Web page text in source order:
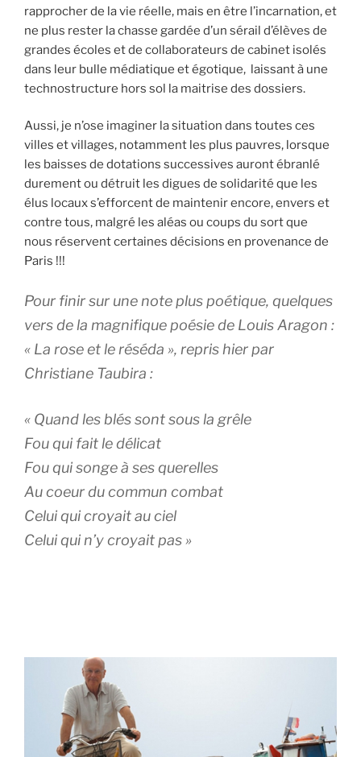
rapprocher de la vie réelle, mais en être l’incarnation, et
ne plus rester la chasse gardée d’un sérail d’élèves de
grandes écoles et de collaborateurs de cabinet isolés
dans leur bulle médiatique et égotique, laissant à une
technostructure hors sol la maitrise des dossiers.
Aussi, je n’ose imaginer la situation dans toutes ces
villes et villages, notamment les plus pauvres, lorsque
les baisses de dotations successives auront ébranlé
durement ou détruit les digues de solidarité que les
élus locaux s’efforcent de maintenir encore, envers et
contre tous, malgré les aléas ou coups du sort que
nous réservent certaines décisions en provenance de
Paris !!!
Pour finir sur une note plus poétique, quelques
vers de la magnifique poésie de Louis Aragon :
« La rose et le réséda », repris hier par
Christiane Taubira :
« Quand les blés sont sous la grêle
Fou qui fait le délicat
Fou qui songe à ses querelles
Au coeur du commun combat
Celui qui croyait au ciel
Celui qui n’y croyait pas »